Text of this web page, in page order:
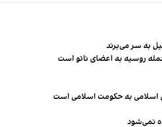
روسیه به اعضای ناتو‌ است
اسلامی به حکومت اسلامی است
نمی‌شود